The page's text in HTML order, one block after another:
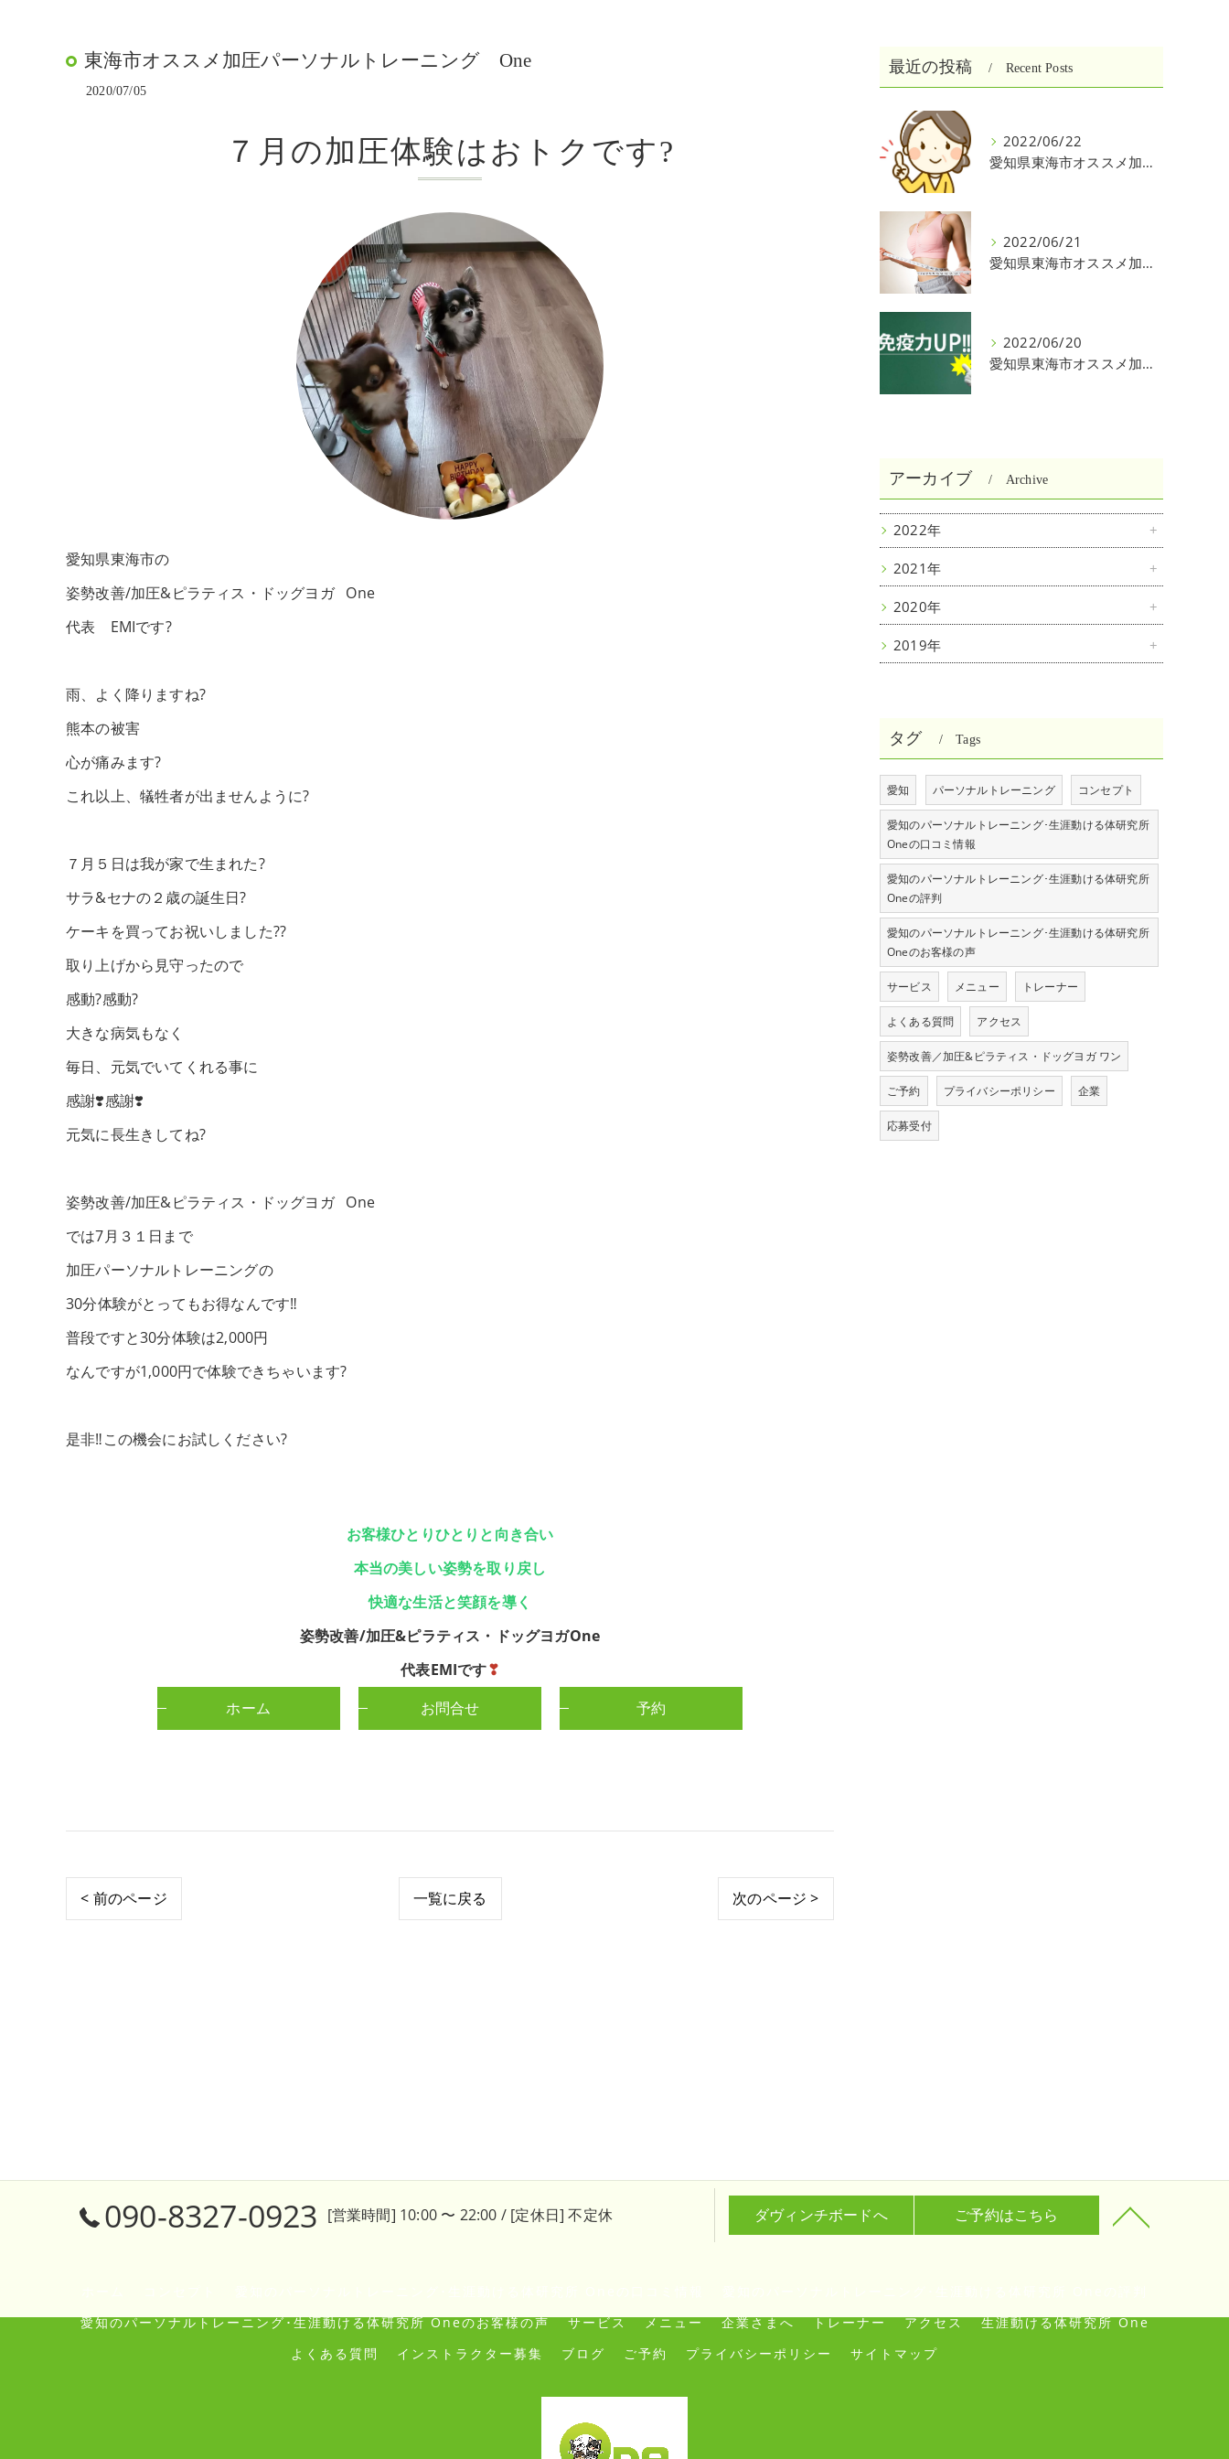
東海市オススメ加圧パーソナルトレーニング One
2020/07/05
７月の加圧体験はおトクです?
愛知県東海市の
姿勢改善/加圧&ピラティス・ドッグヨガ One
代表 EMIです?
雨、よく降りますね?
熊本の被害
心が痛みます?
これ以上、犠牲者が出ませんように?
７月５日は我が家で生まれた?
サラ&セナの２歳の誕生日?
ケーキを買ってお祝いしました??
取り上げから見守ったので
感動?感動?
大きな病気もなく
毎日、元気でいてくれる事に
感謝❣️感謝❣️
元気に長生きしてね?
姿勢改善/加圧&ピラティス・ドッグヨガ One
では7月３１日まで
加圧パーソナルトレーニングの
30分体験がとってもお得なんです‼️
普段ですと30分体験は2,000円
なんですが1,000円で体験できちゃいます?
是非‼️この機会にお試しください?
お客様ひとりひとりと向き合い
本当の美しい姿勢を取り戻し
快適な生活と笑顔を導く
姿勢改善/加圧&ピラティス・ドッグヨガOne
代表EMIです❣
ホーム
お問合せ 予約
< 前のページ 一覧に戻る 次のページ >
最近の投稿 Recent Posts
2022/06/22
愛知県東海市オススメ加圧パーソナルトレーニングジム One❣️
2022/06/21
愛知県東海市オススメ加圧パーソナルトレーニングジム One❣️
2022/06/20
愛知県東海市オススメ加圧パーソナルトレーニングジム One❣️
アーカイブ Archive
2022年
2021年
2020年
2019年
タグ Tags
愛知 パーソナルトレーニング コンセプト
愛知のパーソナルトレーニング･生涯動ける体研究所
Oneの口コミ情報
愛知のパーソナルトレーニング･生涯動ける体研究所
Oneの評判
愛知のパーソナルトレーニング･生涯動ける体研究所
Oneのお客様の声
サービス メニュー トレーナー
よくある質問 アクセス
姿勢改善／加圧&ピラティス・ドッグヨガ ワン
ご予約 プライバシーポリシー 企業
応募受付
090-8327-0923 [営業時間] 10:00 〜 22:00 / [定休日] 不定休 ダヴィンチボードへ ご予約はこちら
愛知のパーソナルトレーニング･生涯動ける体研究所 Oneのお客様の声
サービス メニュー 企業さまへ トレーナー アクセス
生涯動ける体研究所 One
よくある質問
インストラクター募集 ブログ ご予約 プライバシーポリシー サイトマップ